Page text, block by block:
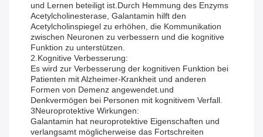
und Lernen beteiligt ist.Durch Hemmung des Enzyms
Acetylcholinesterase, Galantamin hilft den
Acetylcholinspiegel zu erhöhen, die Kommunikation
zwischen Neuronen zu verbessern und die kognitive
Funktion zu unterstützen.
2.Kognitive Verbesserung:
Es wird zur Verbesserung der kognitiven Funktion bei
Patienten mit Alzheimer-Krankheit und anderen
Formen von Demenz angewendet.und
Denkvermögen bei Personen mit kognitivem Verfall.
3Neuroprotektive Wirkungen:
Galantamin hat neuroprotektive Eigenschaften und
verlangsamt möglicherweise das Fortschreiten